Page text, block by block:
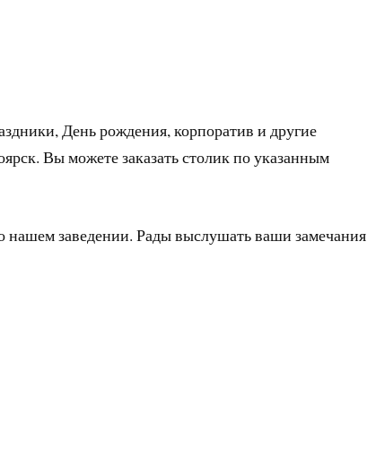
День рождения, корпоратив и другие
Вы можете заказать столик по указанным
нашем заведении. Рады выслушать ваши замечания